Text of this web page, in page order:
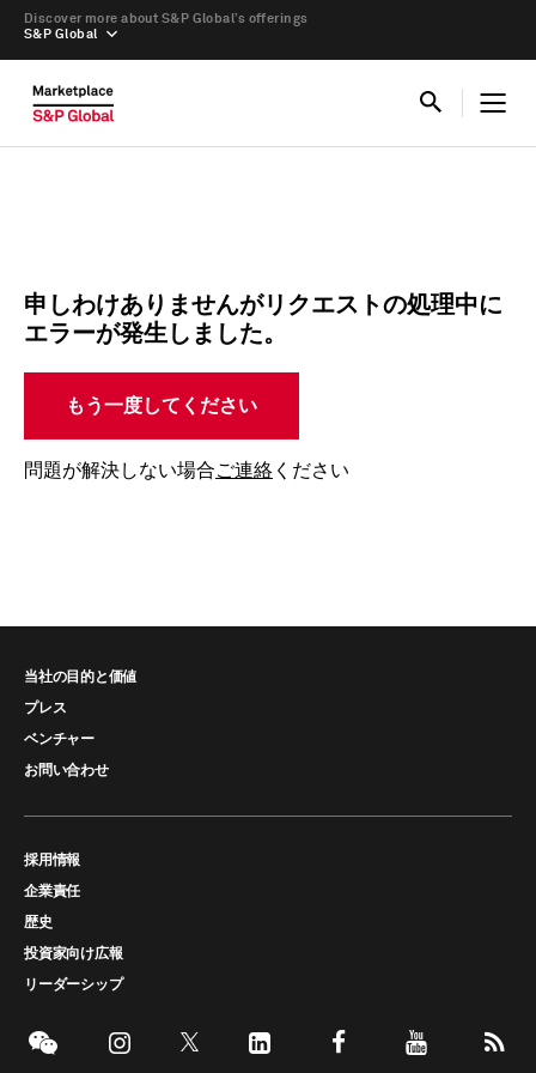
S&P Global
Discover more about S&P Global’s offerings
申しわけありませんがリクエストの処理中に
エラーが発生しました。
もう一度してください
問題が解決しない場合ご連絡 ください
当社の目的と価値
プレス
ベンチャー
お問い合わせ
採用情報
企業責任
歴史
投資家向け広報
リーダーシップ